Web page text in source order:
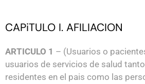
CAPiTULO I. AFILIACION
ARTICULO 1 – (Usuarios o
usuarios de servicios de salud
residentes en el pai­s como las